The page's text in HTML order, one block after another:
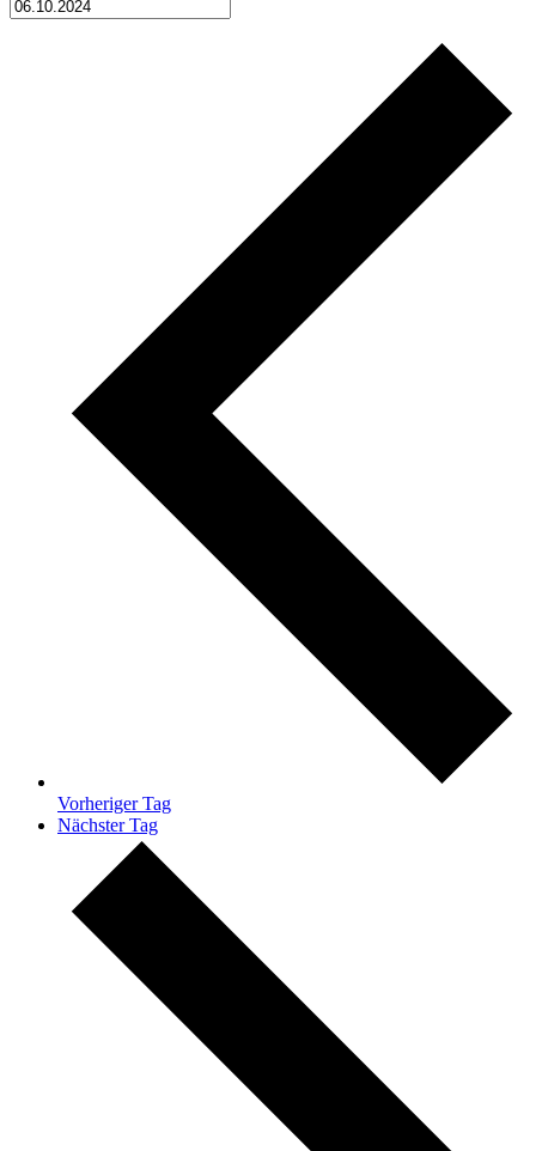
Vorheriger Tag
Nächster Tag